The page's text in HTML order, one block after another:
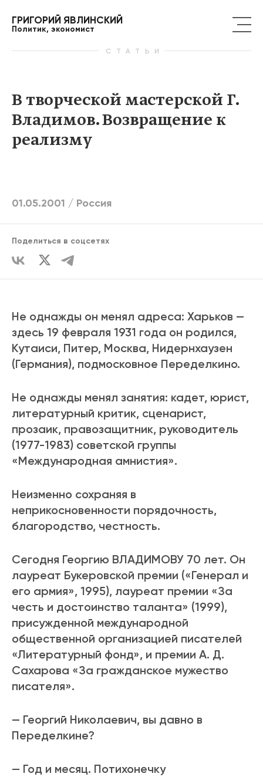
ГРИГОРИЙ ЯВЛИНСКИЙ
Политик, экономист
СТАТЬИ
В творческой мастерской Г.
Владимов. Возвращение к
реализму
01.05.2001 / Россия
Поделиться в соцсетях
Не однажды он менял адреса: Харьков —
здесь 19 февраля 1931 года он родился,
Кутаиси, Питер, Москва, Нидернхаузен
(Германия), подмосковное Переделкино.
Не однажды менял занятия: кадет, юрист,
литературный критик, сценарист,
прозаик, правозащитник, руководитель
(1977-1983) советской группы
«Международная амнистия».
Неизменно сохраняя в
неприкосновенности порядочность,
благородство, честность.
Сегодня Георгию ВЛАДИМОВУ 70 лет. Он
лауреат Букеровской премии («Генерал и
его армия», 1995), лауреат премии «За
честь и достоинство таланта» (1999),
присужденной международной
общественной организацией писателей
«Литературный фонд», и премии А. Д.
Сахарова «За гражданское мужество
писателя».
— Георгий Николаевич, вы давно в
Переделкине?
— Год и месяц. Потихонечку